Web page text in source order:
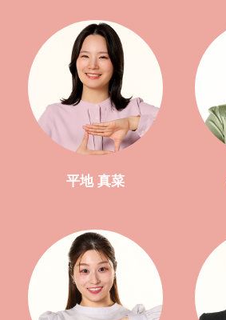
平地 真菜